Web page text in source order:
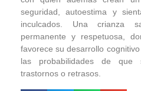
seguridad, autoestima y
inculcados. Una crianza
permanente y respetuosa,
favorece su desarrollo
las probabilidades de que
trastornos o retrasos.